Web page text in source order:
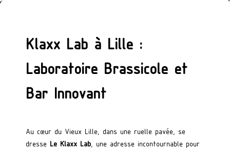
Klaxx Lab à Lille :
Laboratoire Brassicole et
Bar Innovant
Au cœur du Vieux Lille, dans une ruelle pavée, se
dresse Le Klaxx Lab, une adresse incontournable pour